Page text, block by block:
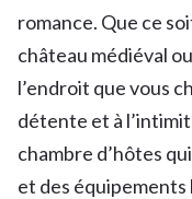
romance. Que ce
château médiéval
l’endroit que vous
détente et à
chambre d’hôtes
et des